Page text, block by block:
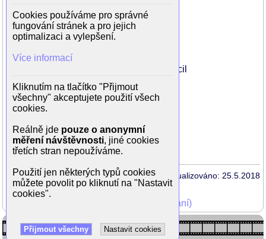
Laurence Possa (Rene Heron)
Maitland Chandler (bankéř)
Joe Egan (velký Joe)
Lasco Atkins (host v baru)
David Bailey (Prime Minister Robert Cecil
Lukas DiSparrow (Dealer)
Ray Donn (diplomat)
Jeff Lipman (diplomat)
Tom Swacha (host v v hospodě)
Paul Warren (cikán)
Aktualizováno: 25.5.2018
Mohli jste vidět v TV (zobrazit starší vysílání)
Cookies používáme pro správné
fungování stránek a pro jejich
optimalizaci a vylepšení.
Více informací
Kliknutím na tlačítko "Přijmout
všechny" akceptujete použití všech
cookies.
Reálně jde pouze o anonymní
měření návštěvnosti, jiné cookies
třetích stran nepoužíváme.
Použití jen některých typů cookies
můžete povolit po kliknutí na "Nastavit
cookies".
Přijmout všechny Nastavit cookies